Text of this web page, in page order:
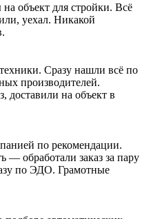
объект для стройки. Всё
уехал. Никакой
Сразу нашли всё по
производителей.
доставили на объект в
по рекомендации.
— обработали заказ за пару
по ЭДО. Грамотные